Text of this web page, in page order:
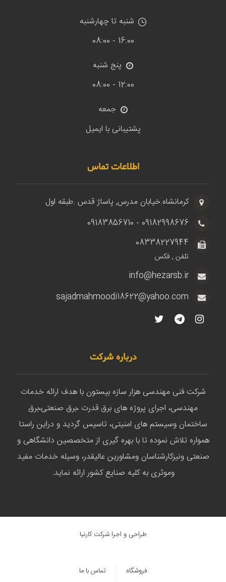
شنبه تا چهارشنبه
16:00 - 08:00
پنج شنبه
12:00 - 08:00
جمعه
پشتیبانی با ایمیل
اطلاعات تماس
کرمانشاه.خیابان مدرس, پاساژ قدس .طبقه اول
09182998676 - 09183856710
08338227944
تلفن , فکس
info@hezarsb.ir
sajadmahmoodi18622@yahoo.com
درباره شرکت
شرکت فنی مهندسی هزار سازه بیستون با هدف ارائه خدمات
مهندسی، اجرای پروژه های برق قدرت ،برق صنعتی،برق
ساختمان وسیستم های امنیتی، تاسیس گردید و دراین راستا
همواره تلاش نموده تا با بهره گیری از متخصصین دانشگاهی و
صنعتی ونیزکارشناسان ومشاورین عالیقدر، وسیله خدمات مفید
وموثری به کلیه صنایع کشور ارائه نماید.
طراحی و اجرا شرکت کارنیا
تماس با ما فروشگاه